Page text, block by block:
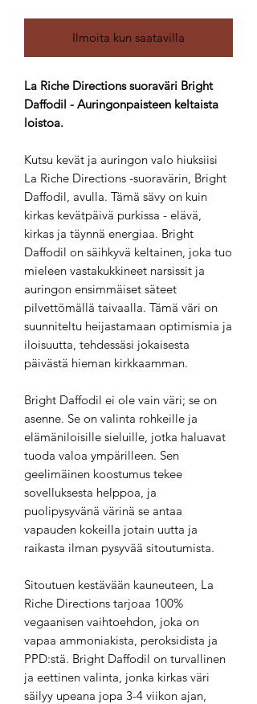
Ilmoita kun saatavilla
La Riche Directions suoraväri Bright
Daffodil - Auringonpaisteen keltaista
loistoa.
Kutsu kevät ja auringon valo hiuksiisi
La Riche Directions -suoravärin, Bright
Daffodil, avulla. Tämä sävy on kuin
kirkas kevätpäivä purkissa - elävä,
kirkas ja täynnä energiaa. Bright
Daffodil on säihkyvä keltainen, joka tuo
mieleen vastakukkineet narsissit ja
auringon ensimmäiset säteet
pilvettömällä taivaalla. Tämä väri on
suunniteltu heijastamaan optimismia ja
iloisuutta, tehdessäsi jokaisesta
päivästä hieman kirkkaamman.
Bright Daffodil ei ole vain väri; se on
asenne. Se on valinta rohkeille ja
elämäniloisille sieluille, jotka haluavat
tuoda valoa ympärilleen. Sen
geelimäinen koostumus tekee
sovelluksesta helppoa, ja
puolipysyvänä värinä se antaa
vapauden kokeilla jotain uutta ja
raikasta ilman pysyvää sitoutumista.
Sitoutuen kestävään kauneuteen, La
Riche Directions tarjoaa 100%
vegaanisen vaihtoehdon, joka on
vapaa ammoniakista, peroksidista ja
PPD:stä. Bright Daffodil on turvallinen
ja eettinen valinta, jonka kirkas väri
säilyy upeana jopa 3-4 viikon ajan,